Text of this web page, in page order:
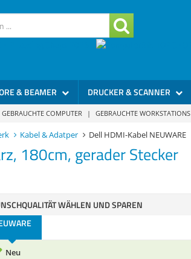
& BEAMER DRUCKER & SCANNER
GEBRAUCHTE COMPUTER | GEBRAUCHTE WORKSTATIONS
Kabel & Adatper Dell HDMI-Kabel NEUWARE
180cm, gerader Stecker
WÄHLEN UND SPAREN
Neu